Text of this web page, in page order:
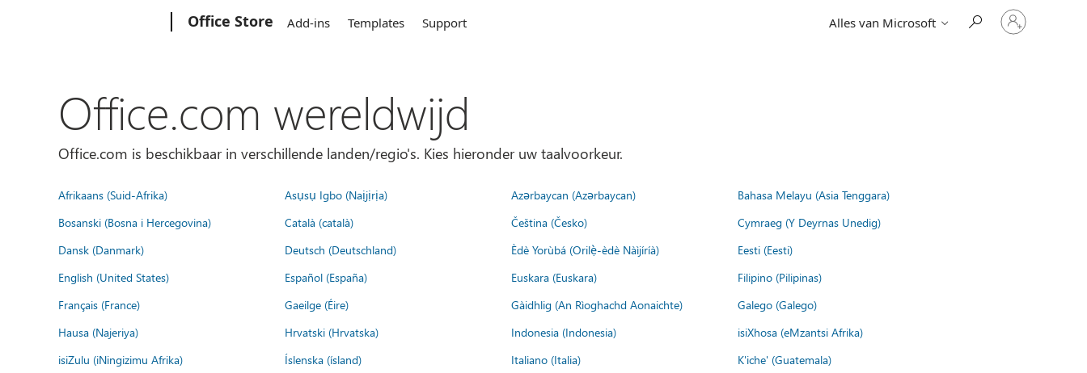
Office Store Add-ins Templates Support Alles van Microsoft
Meld
je
aan
Office.com wereldwijd
Office.com is beschikbaar in verschillende landen/regio's. Kies hieronder uw taalvoorkeur.
Afrikaans (Suid-Afrika) Asụsụ Igbo (Naịjịrịa) Azərbaycan (Azərbaycan)
Bahasa Melayu (Asia Tenggara)
Bosanski (Bosna i Hercegovina)
Català (català) Čeština (Česko)
Cymraeg (Y Deyrnas Unedig)
Dansk (Danmark)
Deutsch (Deutschland) Èdè Yorùbá (Orilẹ̀-èdè Nàìjíríà)
Eesti (Eesti)
English (United States)
Español (España) Euskara (Euskara)
Filipino (Pilipinas)
Français (France)
Gaeilge (Éire) Gàidhlig (An Rìoghachd Aonaichte)
Galego (Galego)
Hausa (Najeriya)
Hrvatski (Hrvatska) Indonesia (Indonesia)
isiXhosa (eMzantsi Afrika)
isiZulu (iNingizimu Afrika)
Íslenska (ísland) Italiano (Italia)
K'iche' (Guatemala)